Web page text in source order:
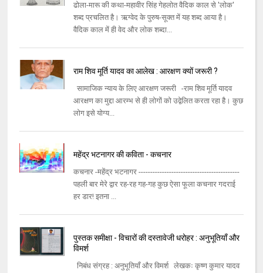
ढोला-मारू की कथा-महावीर सिंह गेहलोत वैदिक काल से 'लोक'
शब्द प्रचलित है। ऋग्वेद के पुरुष-सूक्त में यह शब्द आया है।
वैदिक काल में ही वेद और लोक शब्दा...
राम शिव मूर्ति यादव का आलेख : आरक्षण क्यों जरूरी ?
सामाजिक न्याय के लिए आरक्षण जरूरी -राम शिव मूर्ति यादव
आरक्षण का मुद्दा आरम्भ से ही लोगों को उद्वेलित करता रहा है। कुछ
लोग इसे योग्य...
महेंद्र भटनागर की कविता - कचनार
कचनार -महेंद्र भटनागर -------------------------------------------
पहली बार मेरे द्वार रह-रह गह-गह कुछ ऐसा फूला कचनार गदराई
हर डार! इतना ...
पुस्तक समीक्षा - विचारों की दस्तावेजी धरोहर : अनुभूतियाँ और
विमर्श
निबंध संग्रह : अनुभूतियाँ और विमर्श लेखकः कृष्ण कुमार यादव